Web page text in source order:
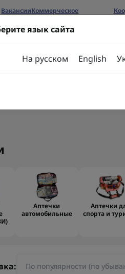
ВакансииКоммерческое
язык сайта
На русском English
Аптечки
автомобильные
Аптечки
спорта и